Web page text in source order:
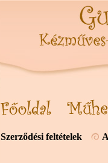
Szerződési feltételek